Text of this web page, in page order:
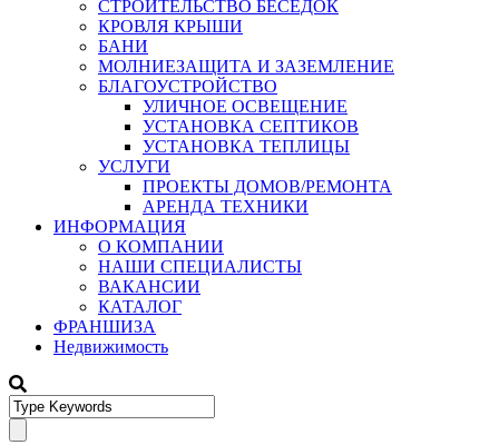
СТРОИТЕЛЬСТВО БЕСЕДОК
КРОВЛЯ КРЫШИ
БАНИ
МОЛНИЕЗАЩИТА И ЗАЗЕМЛЕНИЕ
БЛАГОУСТРОЙСТВО
УЛИЧНОЕ ОСВЕЩЕНИЕ
УСТАНОВКА СЕПТИКОВ
УСТАНОВКА ТЕПЛИЦЫ
УСЛУГИ
ПРОЕКТЫ ДОМОВ/РЕМОНТА
АРЕНДА ТЕХНИКИ
ИНФОРМАЦИЯ
О КОМПАНИИ
НАШИ СПЕЦИАЛИСТЫ
ВАКАНСИИ
КАТАЛОГ
ФРАНШИЗА
Недвижимость